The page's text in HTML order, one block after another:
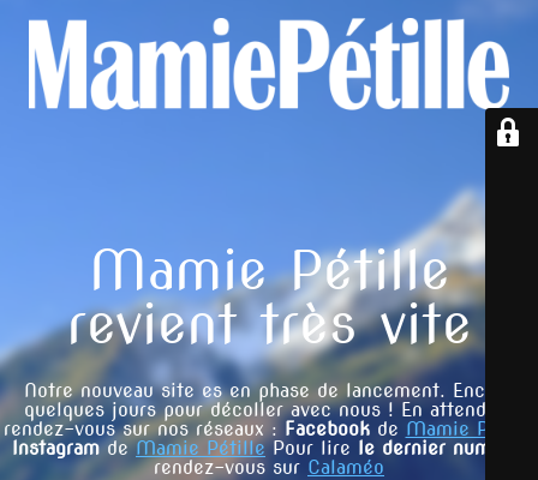
Mamie Pétille
revient très vite
Notre nouveau site es en phase de lancement. Encore
quelques jours pour décoller avec nous ! En attendant
rendez-vous sur nos réseaux : Facebookde Mamie Pétille
InstagramdeMamie PétillePour lire le dernier numéro
rendez-vous sur Calaméo